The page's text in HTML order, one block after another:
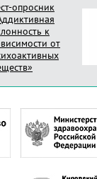
опросник
к
от